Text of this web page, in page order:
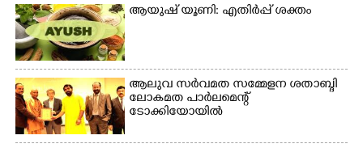
ആയുഷ് യൂണി: എതിർപ്പ് ശക്തം
ആലുവ സർവമത സമ്മേളന ശതാബ്ദി
ലോകമത പാർലമെന്റ്
ടോക്കിയോയിൽ